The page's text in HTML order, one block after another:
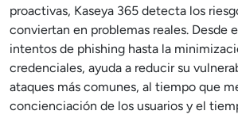
proactivas, Kaseya 365 detecta los
conviertan en problemas reales. Desde
intentos de phishing hasta la
credenciales, ayuda a reducir su
ataques más comunes, al tiempo que
concienciación de los usuarios y el